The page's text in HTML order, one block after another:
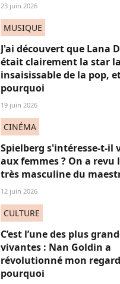
23 juin 2026
MUSIQUE
J'ai découvert que Lana
était clairement la star
insaisissable de la pop,
pourquoi
19 juin 2026
CINÉMA
Spielberg s'intéresse-t-il
aux femmes ? On a revu
très masculine du
12 juin 2026
CULTURE
C’est l’une des plus
vivantes : Nan Goldin a
révolutionné mon
pourquoi